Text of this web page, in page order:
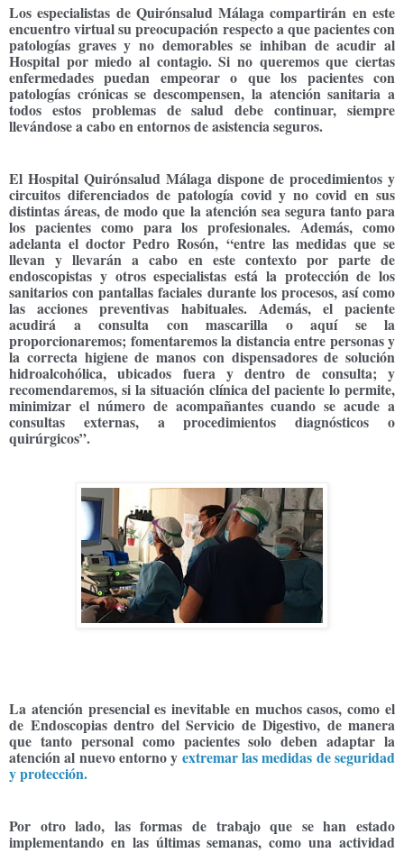
Los especialistas de Quirónsalud Málaga compartirán en este
encuentro virtual su preocupación respecto a que pacientes con
patologías graves y no demorables se inhiban de acudir al
Hospital por miedo al contagio. Si no queremos que ciertas
enfermedades puedan empeorar o que los pacientes con
patologías crónicas se descompensen, la atención sanitaria a
todos estos problemas de salud debe continuar, siempre
llevándose a cabo en entornos de asistencia seguros.
El Hospital Quirónsalud Málaga dispone de procedimientos y
circuitos diferenciados de patología covid y no covid en sus
distintas áreas, de modo que la atención sea segura tanto para
los pacientes como para los profesionales. Además, como
adelanta el doctor Pedro Rosón, “entre las medidas que se
llevan y llevarán a cabo en este contexto por parte de
endoscopistas y otros especialistas está la protección de los
sanitarios con pantallas faciales durante los procesos, así como
las acciones preventivas habituales. Además, el paciente
acudirá a consulta con mascarilla o aquí se la
proporcionaremos; fomentaremos la distancia entre personas y
la correcta higiene de manos con dispensadores de solución
hidroalcohólica, ubicados fuera y dentro de consulta; y
recomendaremos, si la situación clínica del paciente lo permite,
minimizar el número de acompañantes cuando se acude a
consultas externas, a procedimientos diagnósticos o
quirúrgicos”.
La atención presencial es inevitable en muchos casos, como el
de Endoscopias dentro del Servicio de Digestivo, de manera
que tanto personal como pacientes solo deben adaptar la
atención al nuevo entorno y extremar las medidas de seguridad
y protección.
Por otro lado, las formas de trabajo que se han estado
implementando en las últimas semanas, como una actividad